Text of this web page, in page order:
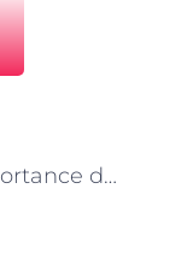
« L’importance de l’Agent de service à la personne à Paris : un pilier essentiel du bien-être »